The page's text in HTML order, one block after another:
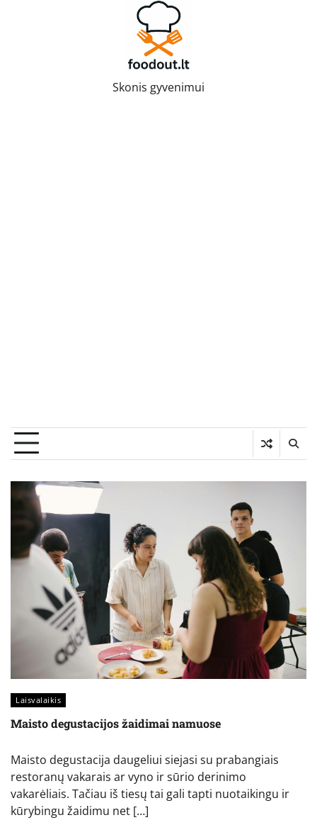
Skonis gyvenimui
Laisvalaikis
Maisto degustacijos žaidimai namuose
Maisto degustacija daugeliui siejasi su prabangiais
restoranų vakarais ar vyno ir sūrio derinimo
vakarėliais. Tačiau iš tiesų tai gali tapti nuotaikingu ir
kūrybingu žaidimu net […]